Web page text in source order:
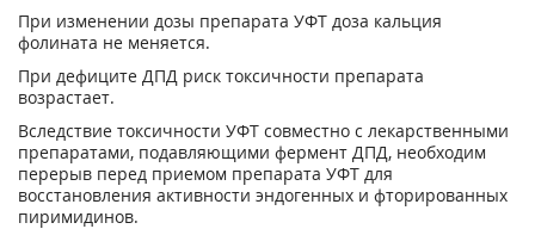
При изменении дозы препарата УФТ доза кальция
фолината не меняется.
При дефиците ДПД риск токсичности препарата
возрастает.
Вследствие токсичности УФТ совместно с лекарственными
препаратами, подавляющими фермент ДПД, необходим
перерыв перед приемом препарата УФТ для
восстановления активности эндогенных и фторированных
пиримидинов.